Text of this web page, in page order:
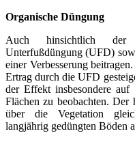
Organische Düngung
Auch hinsichtlich der
Unterfußdüngung (UFD)
einer Verbesserung
Ertrag durch die UFD
der Effekt insbesondere auf
Flächen zu beobachten. Der
über die Vegetation
langjährig gedüngten Böden